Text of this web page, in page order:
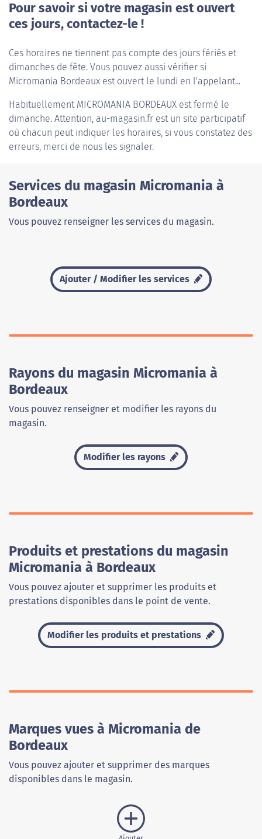
Pour savoir si votre magasin est ouvert
ces jours, contactez-le !
Ces horaires ne tiennent pas compte des jours fériés et
dimanches de fête. Vous pouvez aussi vérifier si
Micromania Bordeaux est ouvert le lundi en l'appelant...
Habituellement MICROMANIA BORDEAUX est fermé le
dimanche. Attention, au-magasin.fr est un site participatif
où chacun peut indiquer les horaires, si vous constatez des
erreurs, merci de nous les signaler.
Services du magasin Micromania à
Bordeaux
Vous pouvez renseigner les services du magasin.
Ajouter / Modifier les services
Rayons du magasin Micromania à
Bordeaux
Vous pouvez renseigner et modifier les rayons du
magasin.
Modifier les rayons
Produits et prestations du magasin
Micromania à Bordeaux
Vous pouvez ajouter et supprimer les produits et
prestations disponibles dans le point de vente.
Modifier les produits et prestations
Marques vues à Micromania de
Bordeaux
Vous pouvez ajouter et supprimer des marques
disponibles dans le magasin.